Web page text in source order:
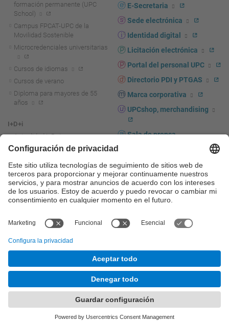
formación permanente (UPC
School)
Campus FPCAT-UPC de la
Movilidad Sostenible
Microcredenciales universitarias
Cursos de idiomas
Cursos de verano
Diploma para mayores de 55
años
I+D+i
Actualidad I+D+I
La investigación en la UPC
Fomento y apoyo a la
investigación
La transferencia, el
emprendimiento y la innovación
en la UPC
transferencia, el emprendimiento
Servicios a las empresas
Servicios Científico-técnicos
E-Secretaria
Sede electrónica
Identidad digital
Licitación electrónica
Portal del personal UPC
Directorio PDI y PTGAS
Marca corporativa
UPCshop, merchandising
Sala de prensa
© UPC Universitat Politècnica de Catalunya - BarcelonaTech
Accesibilidad
Configuración de privacidad